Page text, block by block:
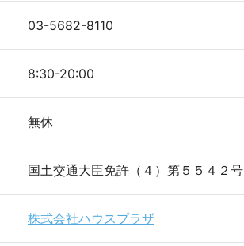
03-5682-8110
8:30-20:00
無休
国土交通大臣免許（４）第５５４２号
株式会社ハウスプラザ